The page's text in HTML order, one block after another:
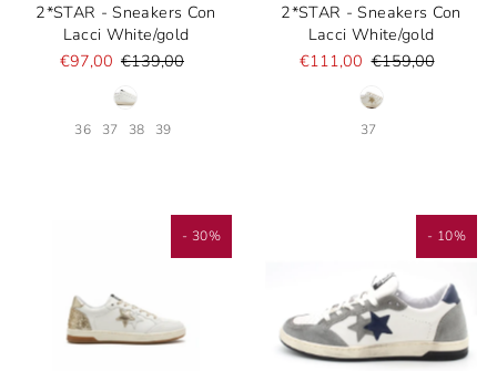
2*STAR - Sneakers Con
Lacci White/gold
€97,00 €139,00
36 37 38 39
2*STAR - Sneakers Con
Lacci White/gold
€111,00 €159,00
37
- 30% - 10%